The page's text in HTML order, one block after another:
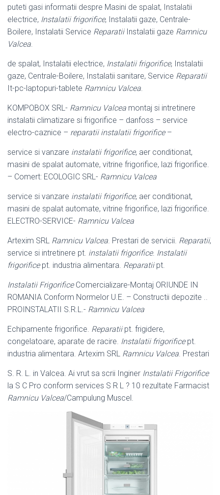
puteti gasi informatii despre Masini de spalat, Instalatii
electrice, Instalatii frigorifice, Instalatii gaze, Centrale-
Boilere, Instalatii Service ReparatiiInstalatii gaze Ramnicu
Valcea.
de spalat, Instalatii electrice, Instalatii frigorifice, Instalatii
gaze, Centrale-Boilere, Instalatii sanitare, Service Reparatii
It-pc-laptopuri-tablete Ramnicu Valcea.
KOMPOBOX SRL- Ramnicu Valcea montaj si intretinere
instalatii climatizare si frigorifice – danfoss – service
electro-caznice – reparatii instalatii frigorifice–
service si vanzare instalatii frigorifice, aer conditionat,
masini de spalat automate, vitrine frigorifice, lazi frigorifice.
– Comert: ECOLOGIC SRL- Ramnicu Valcea
service si vanzare instalatii frigorifice, aer conditionat,
masini de spalat automate, vitrine frigorifice, lazi frigorifice.
ELECTRO-SERVICE- Ramnicu Valcea
Artexim SRL Ramnicu Valcea. Prestari de servicii. Reparatii,
service si intretinere pt. instalatii frigorifice. Instalatii
frigorificept. industria alimentara. Reparatiipt.
Instalatii FrigorificeComercializare-Montaj ORIUNDE IN
ROMANIA Conform Normelor U.E. – Constructii depozite ..
PROINSTALATII S.R.L.- Ramnicu Valcea
Echipamente frigorifice. Reparatiipt. frigidere,
congelatoare, aparate de racire. Instalatii frigorificept.
industria alimentara. Artexim SRL Ramnicu Valcea. Prestari
S. R. L. in Valcea. Ai vrut sa scrii Inginer Instalatii Frigorifice
la S C Pro conform services S R L ? 10 rezultate Farmacist
Ramnicu Valcea/Campulung Muscel.